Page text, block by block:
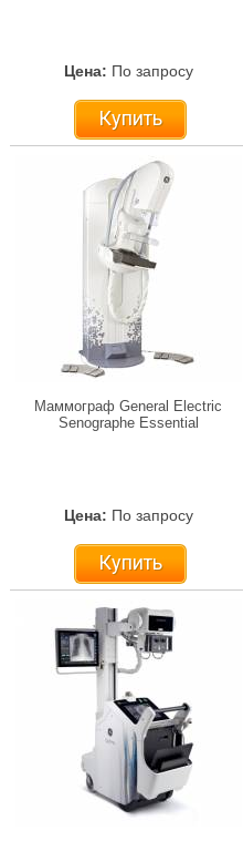
Цена: По запросу
Купить
Маммограф General Electric
Senographe Essential
Цена: По запросу
Купить